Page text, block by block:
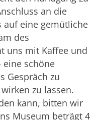
an die
auf eine gemütliche
des
uns mit Kaffee und
eine schöne
Gespräch zu
zu lassen.
kann, bitten wir
Museum beträgt 4